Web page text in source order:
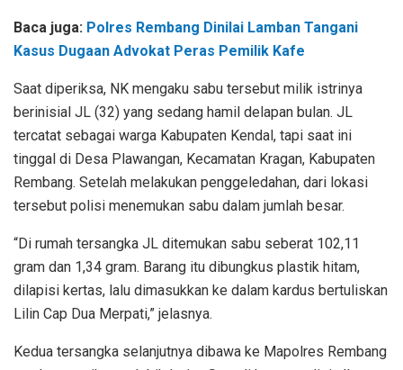
Baca juga: Polres Rembang Dinilai Lamban Tangani
Kasus Dugaan Advokat Peras Pemilik Kafe
Saat diperiksa, NK mengaku sabu tersebut milik istrinya
berinisial JL (32) yang sedang hamil delapan bulan. JL
tercatat sebagai warga Kabupaten Kendal, tapi saat ini
tinggal di Desa Plawangan, Kecamatan Kragan, Kabupaten
Rembang. Setelah melakukan penggeledahan, dari lokasi
tersebut polisi menemukan sabu dalam jumlah besar.
“Di rumah tersangka JL ditemukan sabu seberat 102,11
gram dan 1,34 gram. Barang itu dibungkus plastik hitam,
dilapisi kertas, lalu dimasukkan ke dalam kardus bertuliskan
Lilin Cap Dua Merpati,” jelasnya.
Kedua tersangka selanjutnya dibawa ke Mapolres Rembang